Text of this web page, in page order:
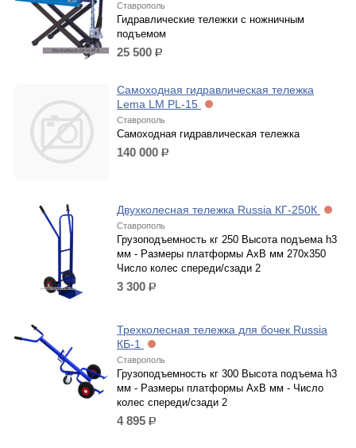
Ставрополь
Гидравлические тележки с ножничным
подъемом
25 500 р.
Самоходная гидравлическая тележка
Lema LM PL-15
Ставрополь
Самоходная гидравлическая тележка
140 000 р.
Двухколесная тележка Russia КГ-250К
Ставрополь
Грузоподъемность кг 250 Высота подъема h3
мм - Размеры платформы AxB мм 270x350
Число колес спереди/сзади 2
3 300 р.
Трехколесная тележка для бочек Russia
КБ-1
Ставрополь
Грузоподъемность кг 300 Высота подъема h3
мм - Размеры платформы AxB мм - Число
колес спереди/сзади 2
4 895 р.